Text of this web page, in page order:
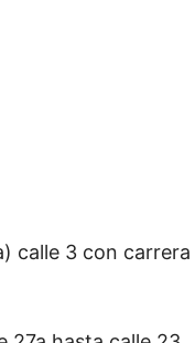
3 con carrera